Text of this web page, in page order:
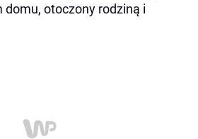
domu, otoczony rodziną i